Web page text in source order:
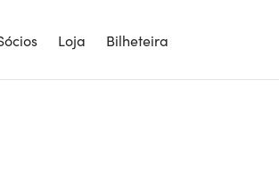
Loja Bilheteira